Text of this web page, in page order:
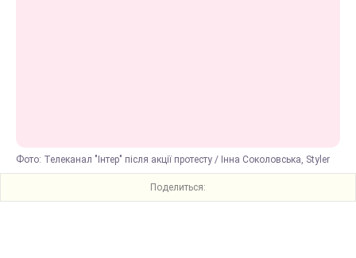
Фото: Телеканал "Інтер" після акції протесту / Інна Соколовська, Styler
Поделиться: